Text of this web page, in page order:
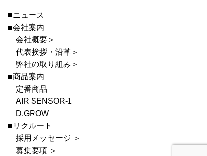
■ニュース
■会社案内
会社概要＞
代表挨拶・沿革＞
弊社の取り組み＞
■商品案内
定番商品
AIR SENSOR-1
D.GROW
■リクルート
採用メッセージ ＞
募集要項 ＞